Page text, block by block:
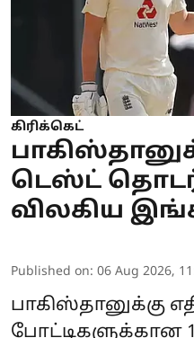
கிரிக்கெட்
டெஸ்ட்
விலகிய
Published on: 06 Aug 2026,
பாகிஸ்தானுக்கு
போட்டிகளுக்கான